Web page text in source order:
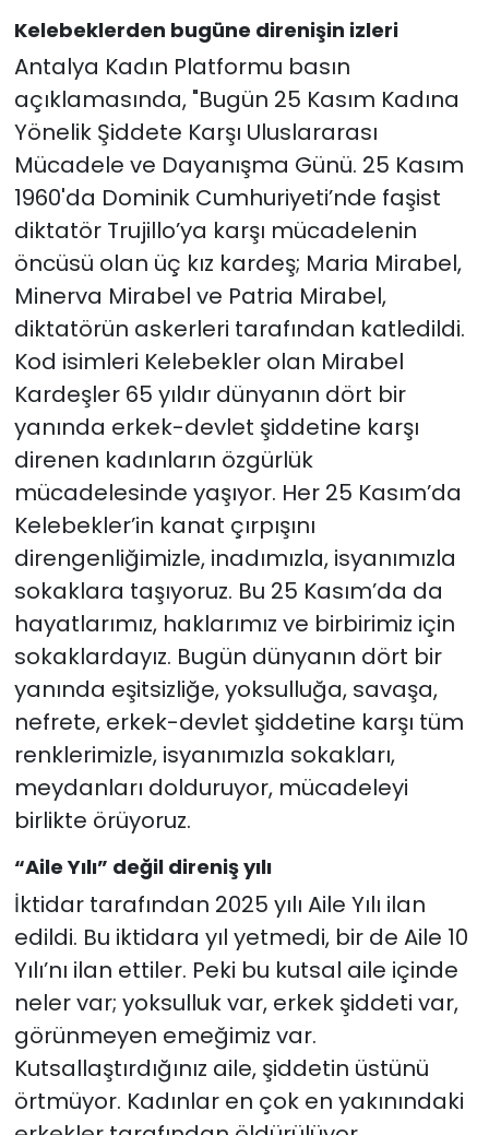
Kelebeklerden bugüne direnişin izleri
Antalya Kadın Platformu basın
açıklamasında, "Bugün 25 Kasım Kadına
Yönelik Şiddete Karşı Uluslararası
Mücadele ve Dayanışma Günü. 25 Kasım
1960'da Dominik Cumhuriyeti’nde faşist
diktatör Trujillo’ya karşı mücadelenin
öncüsü olan üç kız kardeş; Maria Mirabel,
Minerva Mirabel ve Patria Mirabel,
diktatörün askerleri tarafından katledildi.
Kod isimleri Kelebekler olan Mirabel
Kardeşler 65 yıldır dünyanın dört bir
yanında erkek-devlet şiddetine karşı
direnen kadınların özgürlük
mücadelesinde yaşıyor. Her 25 Kasım’da
Kelebekler’in kanat çırpışını
direngenliğimizle, inadımızla, isyanımızla
sokaklara taşıyoruz. Bu 25 Kasım’da da
hayatlarımız, haklarımız ve birbirimiz için
sokaklardayız. Bugün dünyanın dört bir
yanında eşitsizliğe, yoksulluğa, savaşa,
nefrete, erkek-devlet şiddetine karşı tüm
renklerimizle, isyanımızla sokakları,
meydanları dolduruyor, mücadeleyi
birlikte örüyoruz.
“Aile Yılı” değil direniş yılı
İktidar tarafından 2025 yılı Aile Yılı ilan
edildi. Bu iktidara yıl yetmedi, bir de Aile 10
Yılı’nı ilan ettiler. Peki bu kutsal aile içinde
neler var; yoksulluk var, erkek şiddeti var,
görünmeyen emeğimiz var.
Kutsallaştırdığınız aile, şiddetin üstünü
örtmüyor. Kadınlar en çok en yakınındaki